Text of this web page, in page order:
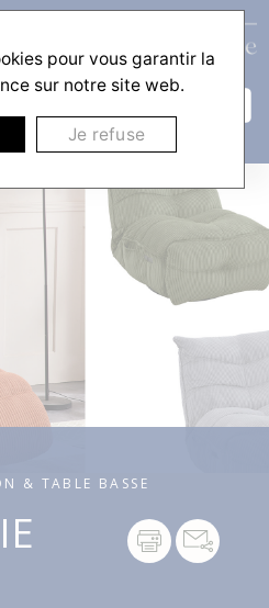
& TABLE BASSE
pour vous garantir la
sur notre site web.
Je refuse